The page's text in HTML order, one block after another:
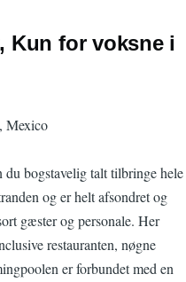
Kun for voksne i
Mexico
bogstavelig talt tilbringe hele
og er helt afsondret og
gæster og personale. Her
restauranten, nøgne
er forbundet med en